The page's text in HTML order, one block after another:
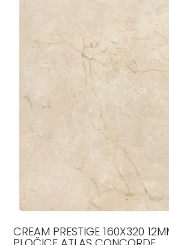
CREAM PRESTIGE 160X320 12MM SILK